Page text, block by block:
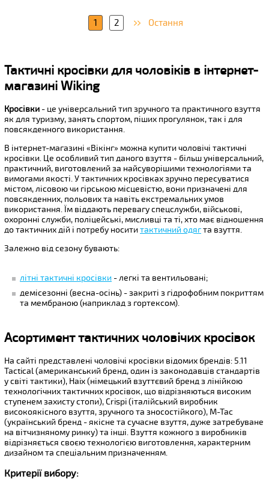
1 2 Остання
Тактичні кросівки для чоловіків в інтернет-
магазині Wiking
Кросівки - це універсальний тип зручного та практичного взуття
як для туризму, занять спортом, піших прогулянок, так і для
повсякденного використання.
В інтернет-магазині «Вікінг» можна купити чоловічі тактичні
кросівки. Це особливий тип даного взуття - більш універсальний,
практичний, виготовлений за найсуворішими технологіями та
вимогами якості. У тактичних кросівках зручно пересуватися
містом, лісовою чи гірською місцевістю, вони призначені для
повсякденних, польових та навіть екстремальних умов
використання. Їм віддають перевагу спецслужби, військові,
охоронні служби, поліцейські, мисливці та ті, хто має відношення
до тактичних дій і потребу носититактичний одягта взуття.
Залежно від сезону бувають:
літні тактичні кросівки - легкі та вентильовані;
демісезонні (весна-осінь) - закриті з гідрофобним покриттям
та мембраною (наприклад з гортексом).
Асортимент тактичних чоловічих кросівок
На сайті представлені чоловічі кросівки відомих брендів: 5.11
Tactical (американський бренд, один із законодавців стандартів
у світі тактики), Haix (німецький взуттєвий бренд з лінійкою
технологічних тактичних кросівок, що відрізняються високим
ступенем захисту стопи), Crispi (італійський виробник
високоякісного взуття, зручного та зносостійкого), M-Tac
(український бренд - якісне та сучасне взуття, дуже затребуване
на вітчизняному ринку) та інші. Взуття кожного з виробників
відрізняється своєю технологією виготовлення, характерним
дизайном та спеціальним призначенням.
Критерії вибору: